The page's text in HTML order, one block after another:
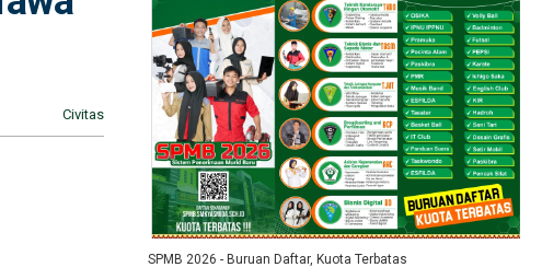
Civitas
SPMB 2026 - Buruan Daftar, Kuota Terbatas